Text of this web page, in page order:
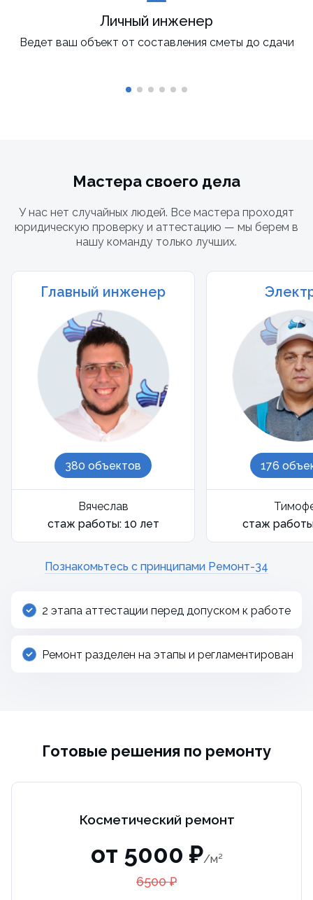
Личный инженер
Ведет ваш объект от составления сметы до сдачи
Мастера своего дела
У нас нет случайных людей. Все мастера проходят
юридическую проверку и аттестацию — мы берем в
нашу команду только лучших.
Главный инженер
380 объектов
Вячеслав
стаж работы: 10 лет
176
стаж
Познакомьтесь с принципами Ремонт-34
2 этапа аттестации перед допуском к работе
Ремонт разделен на этапы и регламентирован
Готовые решения по ремонту
Косметический ремонт
от 5000 ₽/м²
6500 ₽